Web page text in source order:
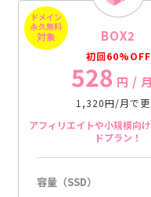
ドメイン
永久無料
対象 BOX2
初回60%OFF
528 円 /
1,320円/月で
アフィリエイトや小規模向
ドプラン！
容量（SSD）